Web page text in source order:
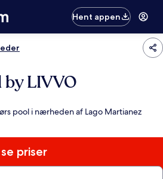
Hent appen
LIVVO
pool i nærheden af Lago Martianez
priser